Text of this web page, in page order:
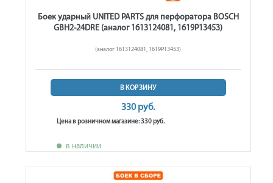
Боек ударный UNITED PARTS для перфоратора BOSCH
GBH2-24DRE (аналог 1613124081, 1619P13453)
(аналог 1613124081, 1619P13453)
В КОРЗИНУ
330 руб.
Цена в розничном магазине: 330 руб.
в наличии